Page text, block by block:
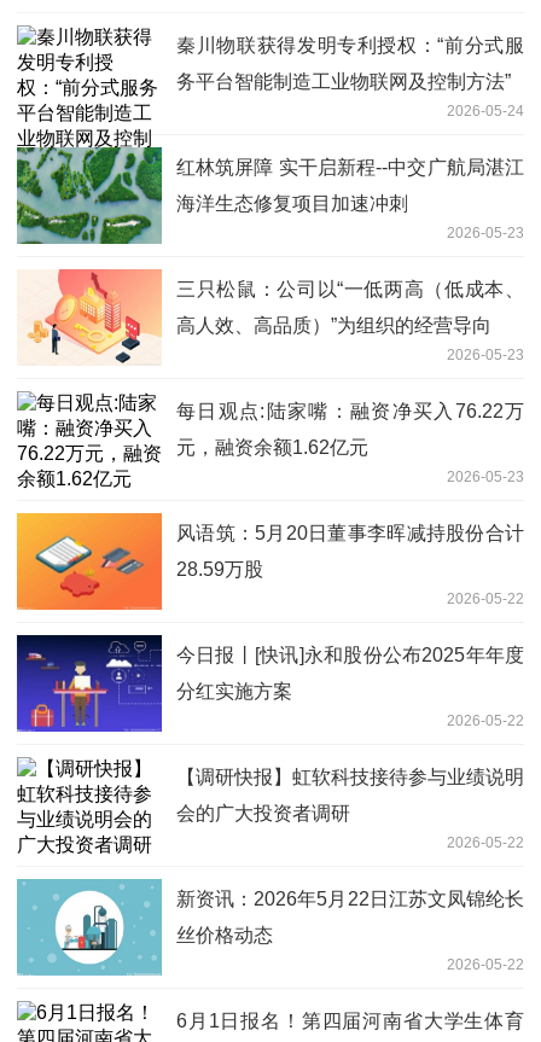
秦川物联获得发明专利授权：“前分式服
务平台智能制造工业物联网及控制方法”
2026-05-24
红林筑屏障 实干启新程--中交广航局湛江
海洋生态修复项目加速冲刺
2026-05-23
三只松鼠：公司以“一低两高（低成本、
高人效、高品质）”为组织的经营导向
2026-05-23
每日观点:陆家嘴：融资净买入76.22万
元，融资余额1.62亿元
2026-05-23
风语筑：5月20日董事李晖减持股份合计
28.59万股
2026-05-22
今日报丨[快讯]永和股份公布2025年年度
分红实施方案
2026-05-22
【调研快报】虹软科技接待参与业绩说明
会的广大投资者调研
2026-05-22
新资讯：2026年5月22日江苏文凤锦纶长
丝价格动态
2026-05-22
6月1日报名！第四届河南省大学生体育